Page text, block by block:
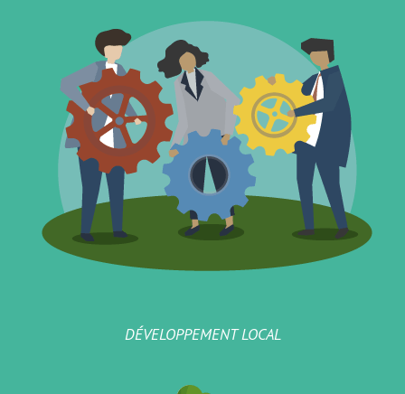
DÉVELOPPEMENT LOCAL